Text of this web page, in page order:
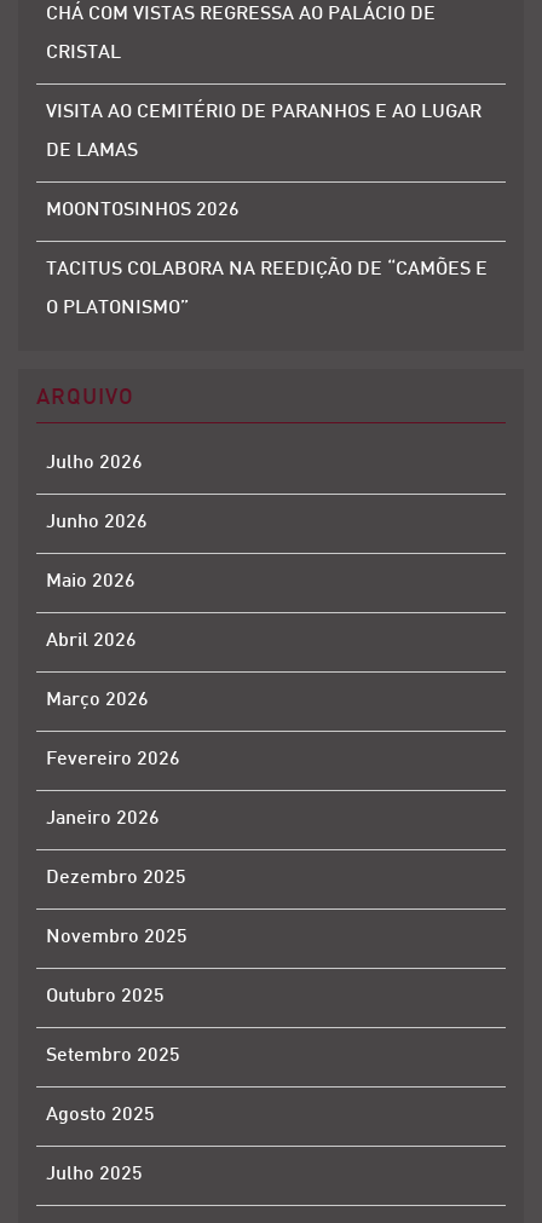
CHÁ COM VISTAS REGRESSA AO PALÁCIO DE
CRISTAL
VISITA AO CEMITÉRIO DE PARANHOS E AO LUGAR
DE LAMAS
MOONTOSINHOS 2026
TACITUS COLABORA NA REEDIÇÃO DE “CAMÕES E
O PLATONISMO”
ARQUIVO
Julho 2026
Junho 2026
Maio 2026
Abril 2026
Março 2026
Fevereiro 2026
Janeiro 2026
Dezembro 2025
Novembro 2025
Outubro 2025
Setembro 2025
Agosto 2025
Julho 2025